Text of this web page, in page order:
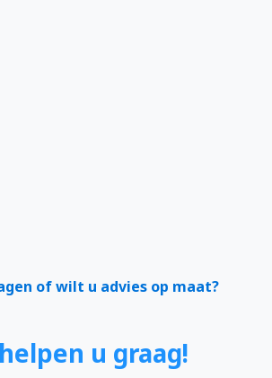
of wilt u advies op maat?
u graag!